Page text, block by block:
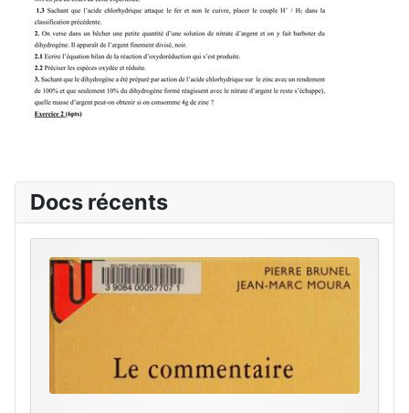
Docs récents